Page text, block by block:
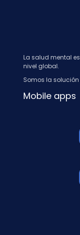
La salud mental
nivel global.
Somos la
Mobile apps